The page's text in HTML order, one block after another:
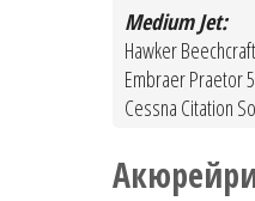
Medium Jet:
Hawker
Embraer Praetor
Cessna Citation